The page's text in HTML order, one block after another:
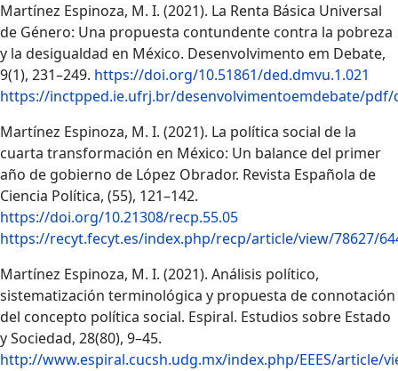
Martínez Espinoza, M. I. (2021). La Renta Básica Universal
de Género: Una propuesta contundente contra la pobreza
y la desigualdad en México. Desenvolvimento em Debate,
9(1), 231–249. https://doi.org/10.51861/ded.dmvu.1.021
https://inctpped.ie.ufrj.br/desenvolvimentoemdebate/pdf/
Martínez Espinoza, M. I. (2021). La política social de la
cuarta transformación en México: Un balance del primer
año de gobierno de López Obrador. Revista Española de
Ciencia Política, (55), 121–142.
https://doi.org/10.21308/recp.55.05
https://recyt.fecyt.es/index.php/recp/article/view/78627/
Martínez Espinoza, M. I. (2021). Análisis político,
sistematización terminológica y propuesta de connotación
del concepto política social. Espiral. Estudios sobre Estado
y Sociedad, 28(80), 9–45.
http://www.espiral.cucsh.udg.mx/index.php/EEES/article/